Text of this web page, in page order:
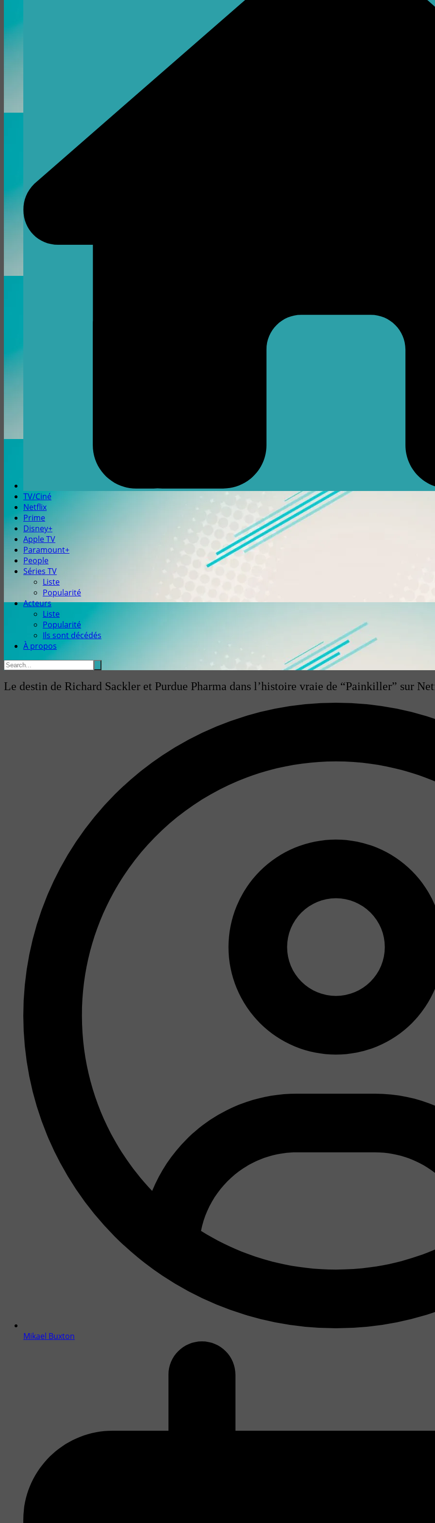
TV/Ciné
Netflix
Prime
Disney+
Apple TV
Paramount+
People
Séries TV
Liste
Popularité
Acteurs
Liste
Popularité
Ils sont décédés
À propos
Le destin de Richard Sackler et Purdue Pharma dans l’histoire vraie de “Painkiller” sur
Mikael Buxton